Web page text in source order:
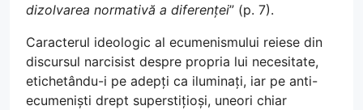
dizolvarea normativă a diferenței” (p. 7).
Caracterul ideologic al ecumenismului reiese din
discursul narcisist despre propria lui necesitate,
etichetându-i pe adepți ca iluminați, iar pe anti-
ecumeniști drept superstițioși, uneori chiar